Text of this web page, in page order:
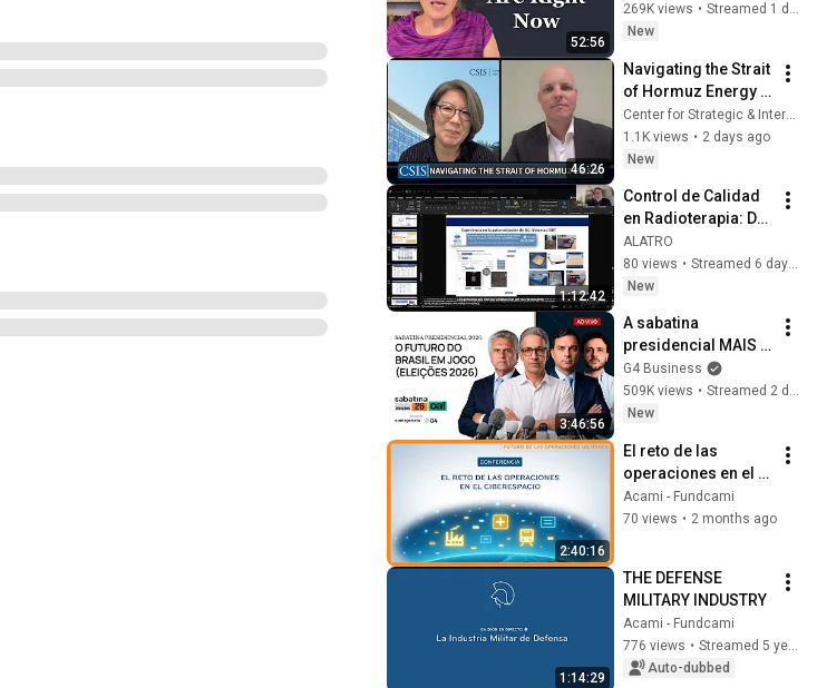
52:56
269K views •
Streamed 1 day ago
New
46:26
Navigating the Strait
of Hormuz Energy
Crisis
Center for Strategic & International Studies
1.1K views • 2 days ago
New
1:12:42
Control de Calidad
en Radioterapia: Del
aseguramiento de
la calidad a la
seguridad del
ALATRO
80 views •
Streamed 6 days ago
New
3:46:56
A sabatina
presidencial MAIS
IMPORTANTE para
os empresários
brasileiros |
G4 Business
509K views •
Streamed 2 days ago
New
2:40:16
El reto de las
operaciones en el
ciberespacio
Acami - Fundcami
70 views • 2 months ago
1:14:29
THE DEFENSE
MILITARY INDUSTRY
Acami - Fundcami
776 views •
Streamed 5 years ago
Auto-dubbed